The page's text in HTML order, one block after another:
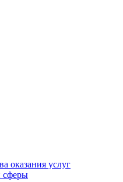
оказания услуг
сферы